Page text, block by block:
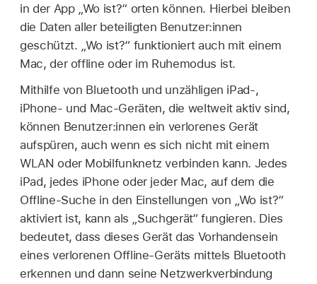
in der App „ Wo ist?“ orten können. Hierbei bleiben
die Daten aller beteiligten Benutzer:innen
geschützt. „Wo ist?“ funktioniert auch mit einem
Mac, der offline oder im Ruhemodus ist.
Mithilfe von Bluetooth und unzähligen iPad-,
iPhone- und Mac-Geräten, die weltweit aktiv sind,
können Benutzer:innen ein verlorenes Gerät
aufspüren, auch wenn es sich nicht mit einem
WLAN oder Mobilfunknetz verbinden kann. Jedes
iPad, jedes iPhone oder jeder Mac, auf dem die
Offline-Suche in den Einstellungen von „Wo ist?“
aktiviert ist, kann als „Suchgerät“ fungieren. Dies
bedeutet, dass dieses Gerät das Vorhandensein
eines verlorenen Offline-Geräts mittels Bluetooth
erkennen und dann seine Netzwerkverbindung